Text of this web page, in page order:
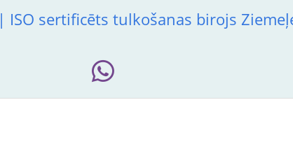
| ISO sertificēts tulkošanas birojs